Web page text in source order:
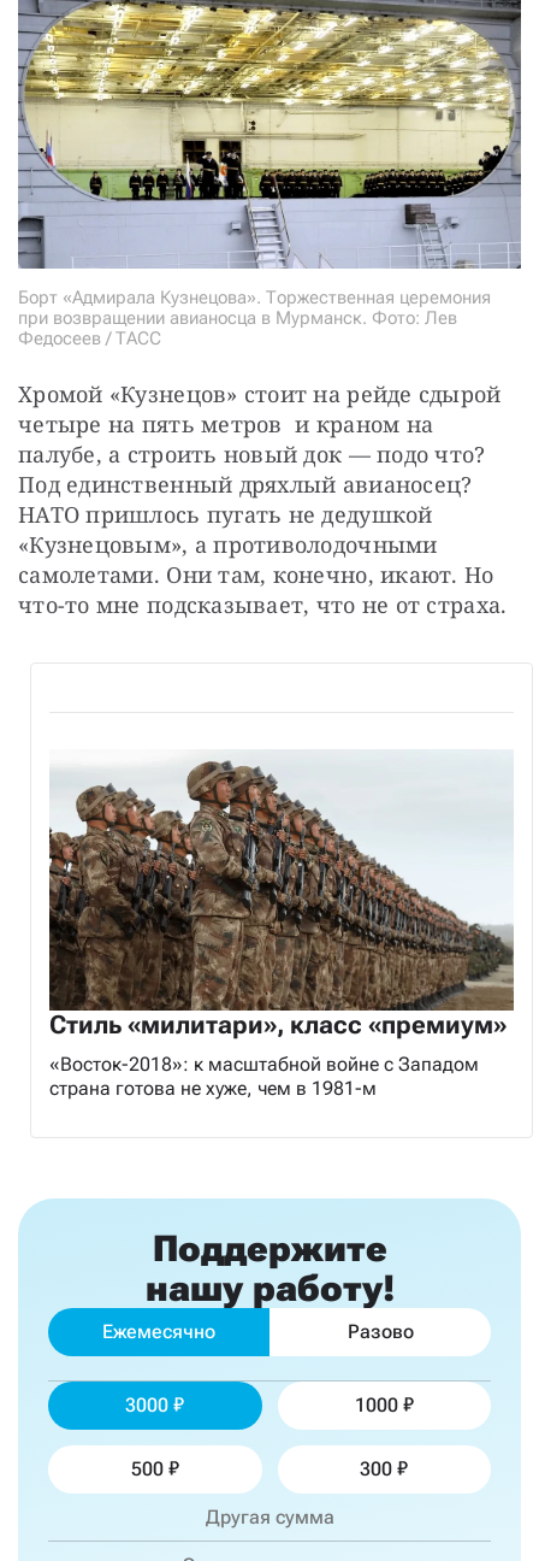
Борт «Адмирала Кузнецова». Торжественная церемония
при возвращении авианосца в Мурманск. Фото: Лев
Федосеев / ТАСС
Хромой «Кузнецов» стоит на рейде сдырой
четыре на пять метров  и краном на
палубе, а строить новый док — подо что?
Под единственный дряхлый авианосец?
НАТО пришлось пугать не дедушкой
«Кузнецовым», а противолодочными
самолетами. Они там, конечно, икают. Но
что-то мне подсказывает, что не от страха.
Стиль «милитари», класс «премиум»
«Восток-2018»: к масштабной войне с Западом
страна готова не хуже, чем в 1981-м
Поддержите
нашу работу!
Ежемесячно Разово
3000 1000
500 300